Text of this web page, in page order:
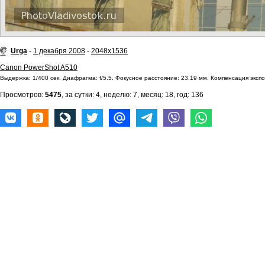
Urga - 1 декабря 2008 - 2048x1536
Canon PowerShot A510
Выдержка: 1/400 сек. Диафрагма: f/5.5. Фокусное расстояние: 23.19 мм. Компенсация
Просмотров: 5475, за сутки: 4, неделю: 7, месяц: 18, год: 136